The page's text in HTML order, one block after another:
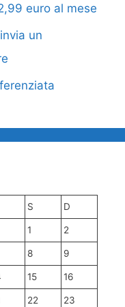
euro al mese
un
S D
1 2
8 9
15 16
22 23